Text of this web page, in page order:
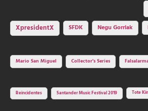
XpresidentX SFDK Negu Gorriak
Mario San Miguel
Collector's Series
Reincidentes Santander Music Festival 2019 Tote